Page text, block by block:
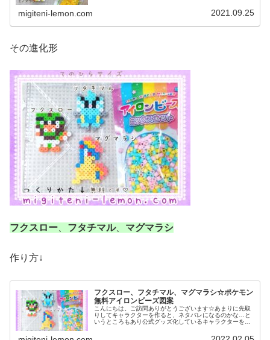
migiteni-lemon.com 2021.09.25
その進化形
フクスロー フタチマル、 マグマラシ
作り方↓
フクスロー、フタチマル、マグマラシ☆ポケモン
無料アイロンビーズ図案
こんにちは。ご訪問ありがとうございます☆あまりに先取
りしてキャラクターを作ると、ネタバレになるのかな…と
いうところもあり公式グッズ化しているキャラクターをひ